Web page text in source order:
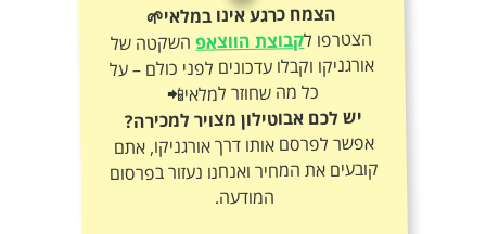
הצמח כרגע אינו במלאי🌱
הצטרפו לקבוצת הווצאפהשקטה של
אורגניקו וקבלו עדכונים לפני כולם – על
כל מה שחוזר למלאי📲
יש לכם אבוטילון מצויר למכירה?
אפשר לפרסם אותו דרך אורגניקו, אתם
קובעים את המחיר ואנחנו נעזור בפרסום
המודעה.